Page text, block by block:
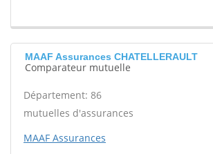
MAAF Assurances CHATELLERAULT
Comparateur mutuelle
Département: 86
mutuelles d'assurances
MAAF Assurances